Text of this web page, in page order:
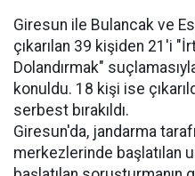
Giresun ile Bulancak ve
çıkarılan 39 kişiden 21'i
Dolandırmak"
konuldu. 18 kişi ise
serbest bırakıldı.
Giresun'da, jandarma
merkezlerinde başlatılan